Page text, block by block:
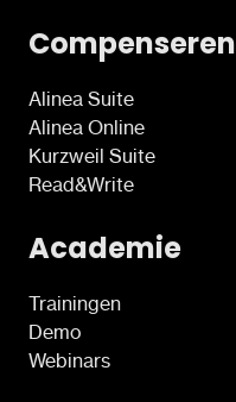
Compenseren
Alinea Suite
Alinea Online
Kurzweil Suite
Read&Write
Academie
Trainingen
Demo
Webinars